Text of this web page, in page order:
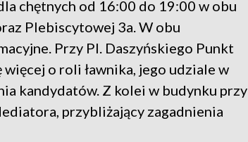
chętnych od 16:00 do 19:00 w obu
Plebiscytowej 3a. W obu
Przy Pl. Daszyńskiego Punkt
o roli ławnika, jego udziale w
kandydatów. Z kolei w budynku przy
przybliżający zagadnienia